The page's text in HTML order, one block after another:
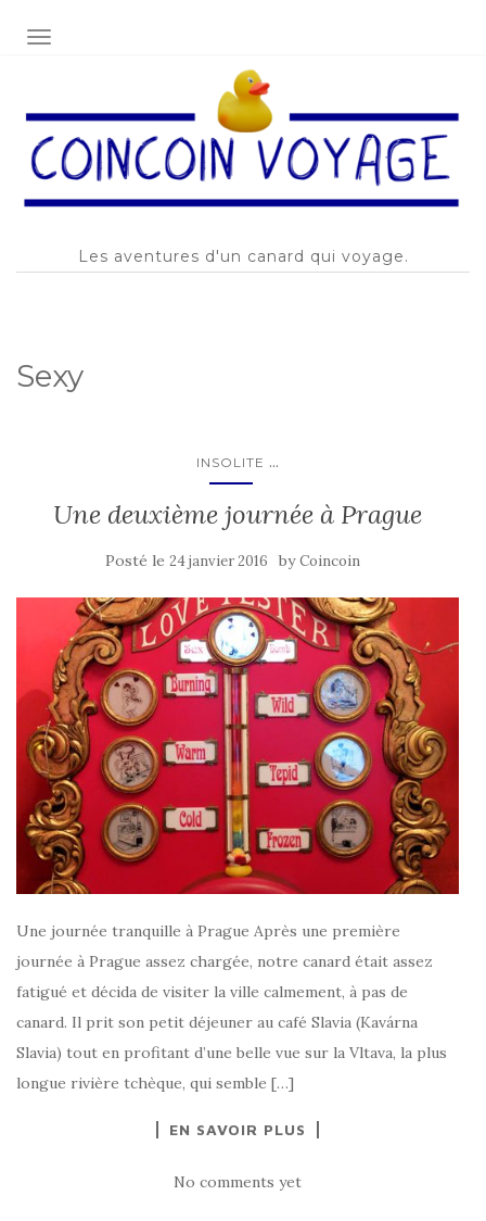
AFFICHER/MASQUER LA NAVIGATION
Les aventures d'un canard qui voyage.
Sexy
INSOLITE ...
Une deuxième journée à Prague
Posté le 24 janvier 2016 byCoincoin
Une journée tranquille à Prague Après une première
journée à Prague assez chargée, notre canard était assez
fatigué et décida de visiter la ville calmement, à pas de
canard. Il prit son petit déjeuner au café Slavia (Kavárna
Slavia) tout en profitant d’une belle vue sur la Vltava, la plus
longue rivière tchèque, qui semble […]
EN SAVOIR PLUS
No comments yet